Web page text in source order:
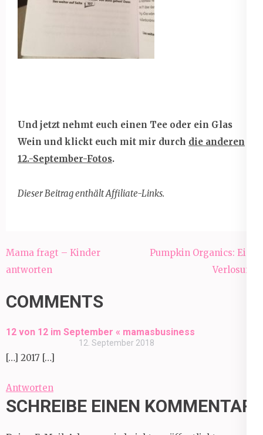
Und jetzt nehmt euch einen Tee oder ein Glas
Wein und klickt euch mit mir durch die anderen
12.-September-Fotos.
Dieser Beitrag enthält Affiliate-Links.
Beitragsnavigation
Mama fragt – Kinder
antworten
Pumpkin Organics: Eine
Verlosung
COMMENTS
12 von 12 im September « mamasbusiness
12. September 2018
[…] 2017 […]
Antworten
SCHREIBE EINEN KOMMENTAR